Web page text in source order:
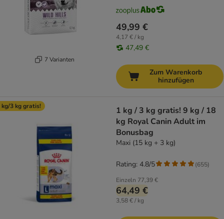
7 Varianten
49,99 €
4,17 € / kg
47,49 €
Zum Warenkorb
hinzufügen
kg/3 kg gratis!
1 kg / 3 kg gratis! 9 kg / 18
kg Royal Canin Adult im
Bonusbag
Maxi (15 kg + 3 kg)
Einzeln 77,39 €
64,49 €
3,58 € / kg
Rating: 4.8/5 (655)